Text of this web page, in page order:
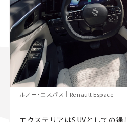
ルノー・エスパス｜Renault Espace
エクステリアはSUVとしての